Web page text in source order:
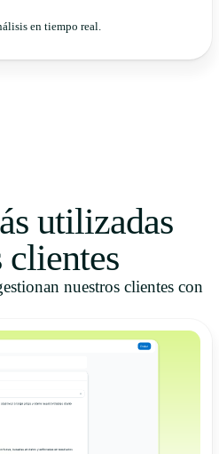
en tiempo real.
utilizadas
clientes
nuestros clientes con